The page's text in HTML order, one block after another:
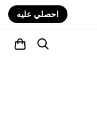
احصلي عليه